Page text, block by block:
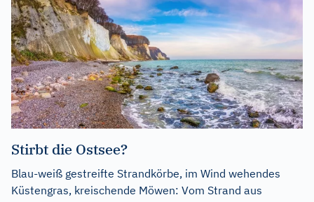
Stirbt die Ostsee?
Blau-weiß gestreifte Strandkörbe, im Wind wehendes
Küstengras, kreischende Möwen: Vom Strand aus